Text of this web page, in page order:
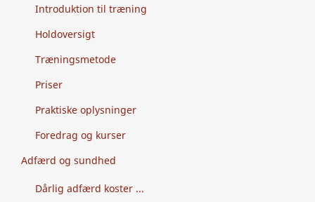
Introduktion til træning
Holdoversigt
Træningsmetode
Priser
Praktiske oplysninger
Foredrag og kurser
Adfærd og sundhed
Dårlig adfærd koster ...